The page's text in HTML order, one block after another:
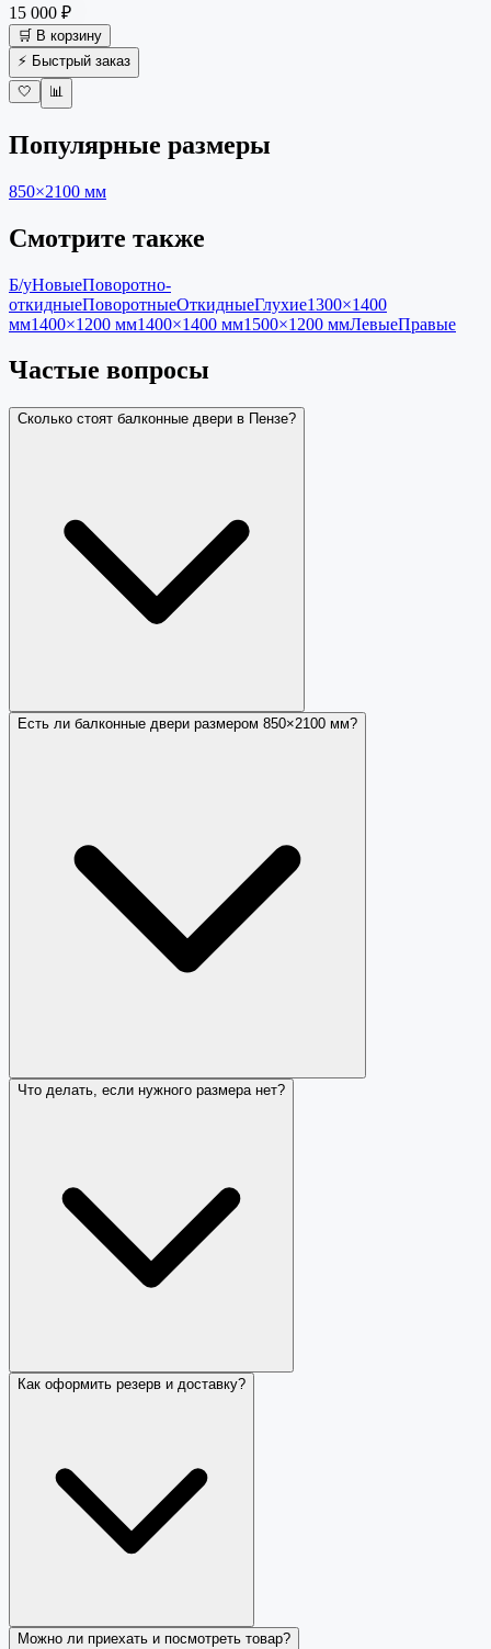
15 000 ₽
🛒 В корзину
⚡ Быстрый заказ
🤍
📊
Популярные размеры
850×2100 мм
Смотрите также
Б/уНовыеПоворотно-
откидныеПоворотныеОткидныеГлухие1300×1400
мм1400×1200 мм1400×1400 мм1500×1200 ммЛевыеПравые
Частые вопросы
Сколько стоят балконные двери в Пензе?
Есть ли балконные двери размером 850×2100 мм?
Что делать, если нужного размера нет?
Как оформить резерв и доставку?
Можно ли приехать и посмотреть товар?